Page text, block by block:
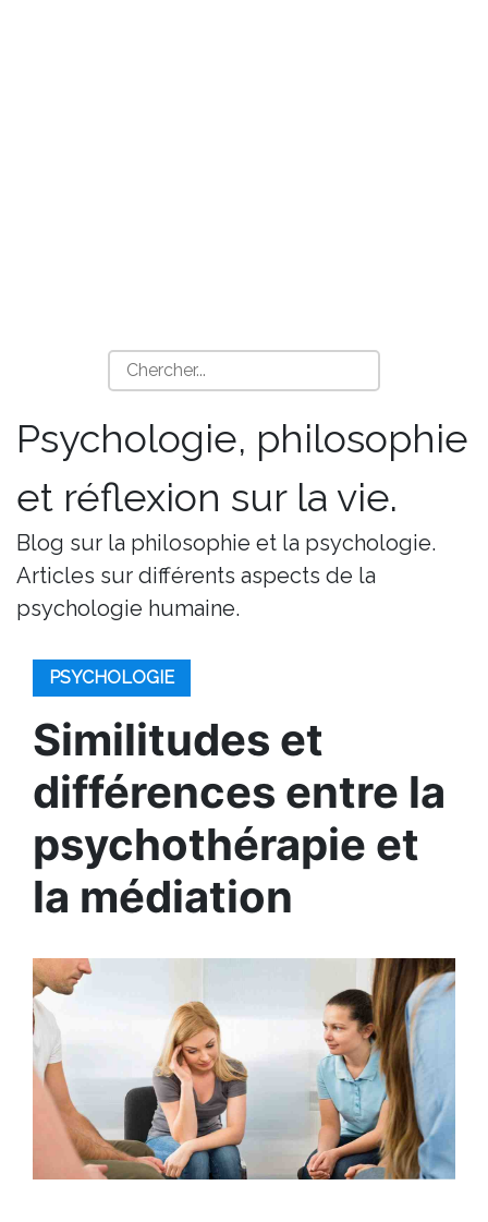
Psychologie, philosophie
et réflexion sur la vie.
Blog sur la philosophie et la psychologie.
Articles sur différents aspects de la
psychologie humaine.
PSYCHOLOGIE
Similitudes et
différences entre la
psychothérapie et
la médiation